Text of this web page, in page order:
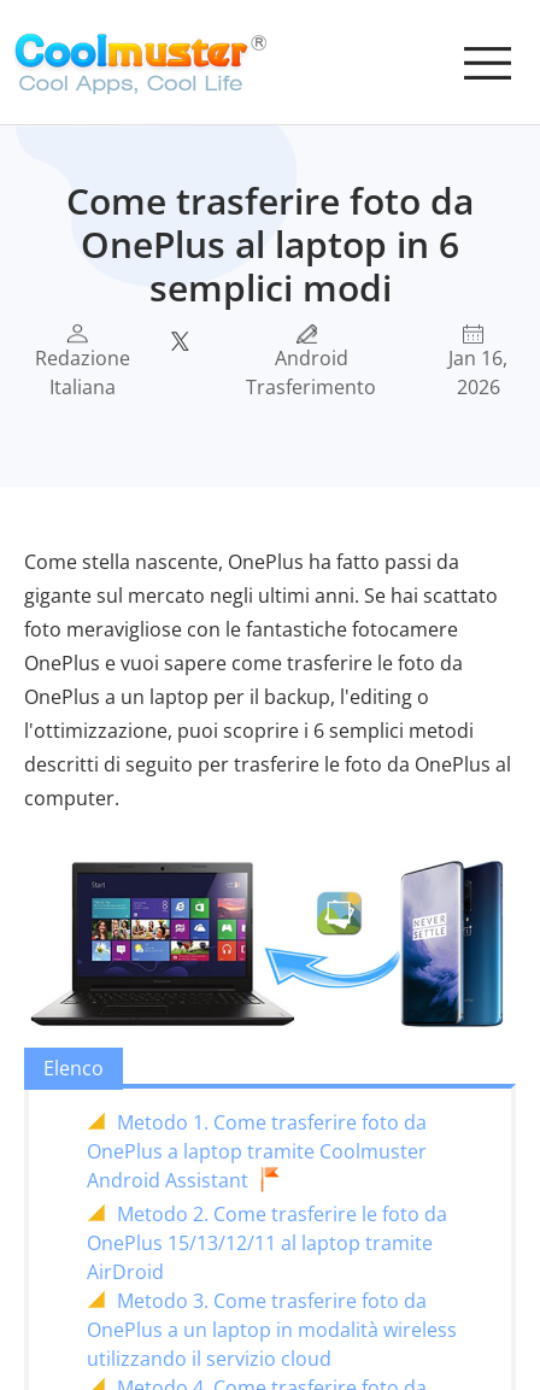
Come trasferire foto da
OnePlus al laptop in 6
semplici modi
Redazione
Italiana
Android
Trasferimento
Jan 16,
2026
Come stella nascente, OnePlus ha fatto passi da
gigante sul mercato negli ultimi anni. Se hai scattato
foto meravigliose con le fantastiche fotocamere
OnePlus e vuoi sapere come trasferire le foto da
OnePlus a un laptop per il backup, l'editing o
l'ottimizzazione, puoi scoprire i 6 semplici metodi
descritti di seguito per trasferire le foto da OnePlus al
computer.
Elenco
Metodo 1. Come trasferire foto da
OnePlus a laptop tramite Coolmuster
Android Assistant
Metodo 2. Come trasferire le foto da
OnePlus 15/13/12/11 al laptop tramite
AirDroid
Metodo 3. Come trasferire foto da
OnePlus a un laptop in modalità wireless
utilizzando il servizio cloud